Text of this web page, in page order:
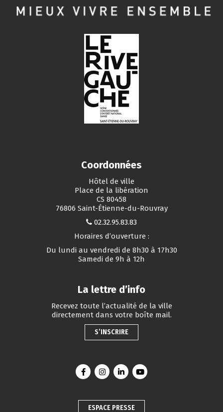
Coordonnées
Hôtel de ville
Place de la libération
CS 80458
76806 Saint-Étienne-du-Rouvray
02.32.95.83.83
Horaires d’ouverture :
Du lundi au vendredi de 8h30 à 17h30
Samedi de 9h à 12h
La lettre d’info
Recevez toute l’actualité de la ville
directement dans votre boîte mail.
S’INSCRIRE
Lien vers le compte Facebook
Lien vers le compte Instagram
Lien vers le compte Linkedin
Lien vers la chaîne
ESPACE PRESSE